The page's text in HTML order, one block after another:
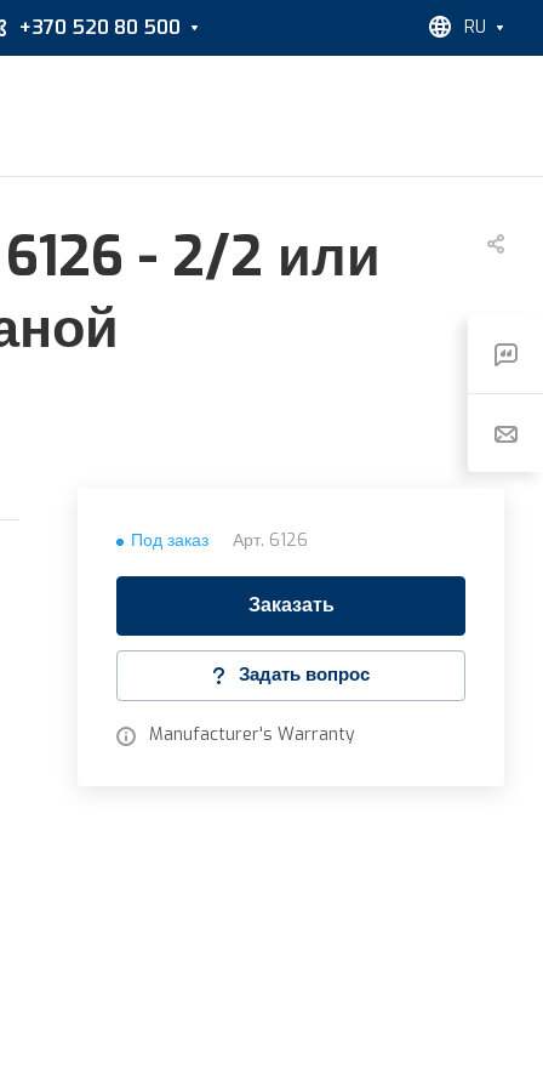
+370 520 80 500 RU
- 2/2 или
Под заказ Арт. 6126
Заказать
Задать вопрос
Manufacturer's Warranty